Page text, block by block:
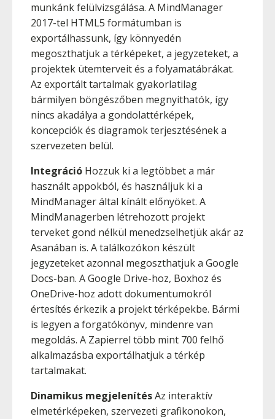
munkánk felülvizsgálása. A MindManager
2017-tel HTML5 formátumban is
exportálhassunk, így könnyedén
megoszthatjuk a térképeket, a jegyzeteket, a
projektek ütemterveit és a folyamatábrákat.
Az exportált tartalmak gyakorlatilag
bármilyen böngészőben megnyithatók, így
nincs akadálya a gondolattérképek,
koncepciók és diagramok terjesztésének a
szervezeten belül.
Integráció Hozzuk ki a legtöbbet a már
használt appokból, és használjuk ki a
MindManager által kínált előnyöket. A
MindManagerben létrehozott projekt
terveket gond nélkül menedzselhetjük akár az
Asanában is. A találkozókon készült
jegyzeteket azonnal megoszthatjuk a Google
Docs-ban. A Google Drive-hoz, Boxhoz és
OneDrive-hoz adott dokumentumokról
értesítés érkezik a projekt térképekbe. Bármi
is legyen a forgatókönyv, mindenre van
megoldás. A Zapierrel több mint 700 felhő
alkalmazásba exportálhatjuk a térkép
tartalmakat.
Dinamikus megjelenítésAz interaktív
elmetérképeken, szervezeti grafikonokon,